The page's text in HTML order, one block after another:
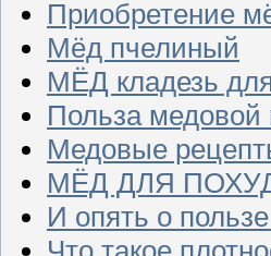
Приобретение
Мёд пчелиный
МЁД кладезь
Польза медовой
Медовые
МЁД ДЛЯ
И опять о